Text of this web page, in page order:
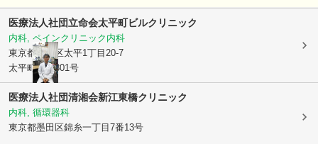
医療法人社団立命会太平町ビルクリニック
内科, ペインクリニック内科
東京都墨田区太平1丁目20-7
太平町ビル301号
医療法人社団清湘会新江東橋クリニック
内科, 循環器科
東京都墨田区錦糸一丁目7番13号